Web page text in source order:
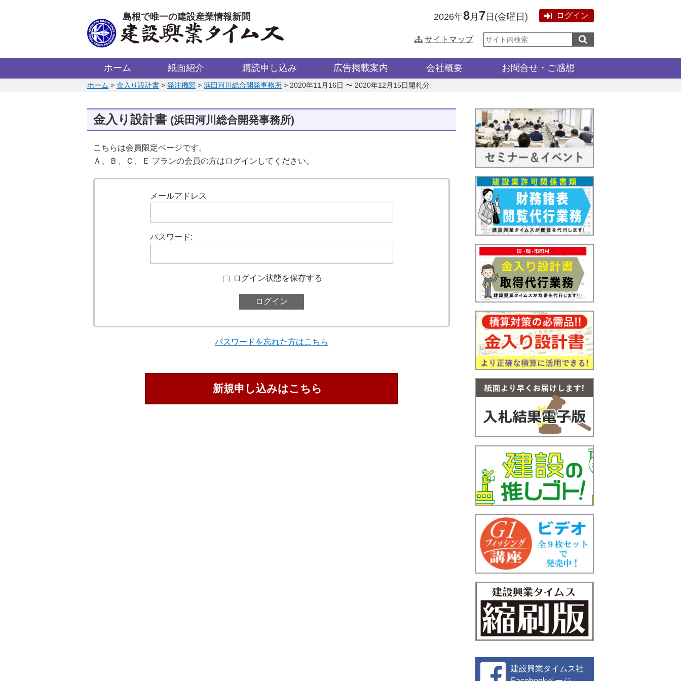
島根で唯一の建設産業情報新聞 2026年8月 7 日 (金曜日 ) ログイン
サイトマップ
サ
イ
内
ホーム 紙面紹介 購読申し込み 広告掲載案内 会社概要 お問合せ・ご感想
このページの位置:
ホーム > 金入り設計書 > 発注機関 > 浜田河川総合開発事務所 > 2020年11月16日 〜 2020年12月15日開札分
金入り設計書 (浜田河川総合開発事務所)
こちらは会員限定ページです。
Ａ、Ｂ、Ｃ、Ｅ プランの会員の方はログインしてください。
メールアドレス
パスワード:
ログイン状態を保存する
パスワードを忘れた方はこちら
新規申し込みはこちら
建設興業タイムス社